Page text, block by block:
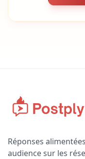
Réponses
audience sur les